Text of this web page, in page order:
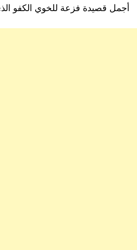
أجمل قصيدة فزعة للخوي الكفو